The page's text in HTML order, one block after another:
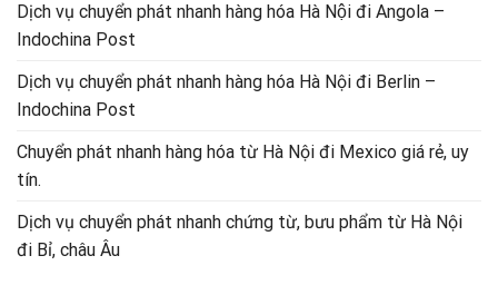
Dịch vụ chuyển phát nhanh hàng hóa Hà Nội đi Angola –
Indochina Post
Dịch vụ chuyển phát nhanh hàng hóa Hà Nội đi Berlin –
Indochina Post
Chuyển phát nhanh hàng hóa từ Hà Nội đi Mexico giá rẻ, uy
tín.
Dịch vụ chuyển phát nhanh chứng từ, bưu phẩm từ Hà Nội
đi Bỉ, châu Âu